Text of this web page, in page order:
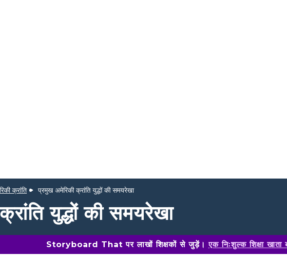
क्रांति प्रमुख अमेरिकी क्रांति युद्धों की समयरेखा
युद्धों की समयरेखा
Storyboard That पर लाखों शिक्षकों से जुड़ें।एक निःशुल्क शिक्षा खाता